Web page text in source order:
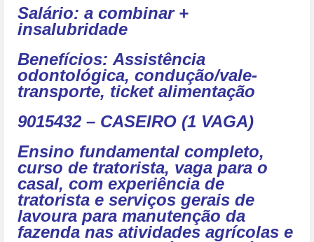
Salário: a combinar +
insalubridade
Benefícios:Assistência
odontológica, condução/vale-
transporte, ticket alimentação
9015432 – CASEIRO (1 VAGA)
Ensino fundamental completo,
curso de tratorista, vaga para o
casal, com experiência de
tratorista e serviços gerais de
lavoura para manutenção da
fazenda nas atividades agrícolas e